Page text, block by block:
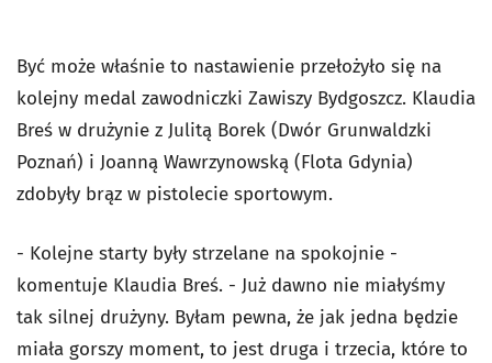
Być może właśnie to nastawienie przełożyło się na
kolejny medal zawodniczki Zawiszy Bydgoszcz. Klaudia
Breś w drużynie z Julitą Borek (Dwór Grunwaldzki
Poznań) i Joanną Wawrzynowską (Flota Gdynia)
zdobyły brąz w pistolecie sportowym.
- Kolejne starty były strzelane na spokojnie -
komentuje Klaudia Breś. - Już dawno nie miałyśmy
tak silnej drużyny. Byłam pewna, że jak jedna będzie
miała gorszy moment, to jest druga i trzecia, które to